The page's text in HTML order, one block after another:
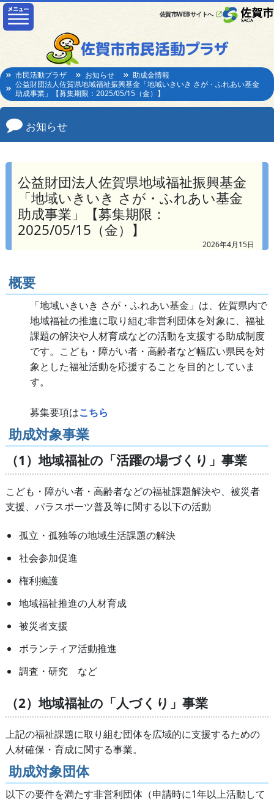
佐賀市WEBサイトへ
市民活動プラザ お知らせ
助成金情報
公益財団法人佐賀県地域福祉振興基金「地域いきいき さが・ふれあい基金
助成事業」【募集期限：2025/05/15（金）】
お知らせ
公益財団法人佐賀県地域福祉振興基金
「地域いきいき さが・ふれあい基金
助成事業」【募集期限：
2025/05/15（金）】
2026年4月15日
概要
「地域いきいき さが・ふれあい基金」は、佐賀県内で
地域福祉の推進に取り組む非営利団体を対象に、福祉
課題の解決や人材育成などの活動を支援する助成制度
です。こども・障がい者・高齢者など幅広い県民を対
象とした福祉活動を応援することを目的としていま
す。
募集要項はこちら
助成対象事業
（1）地域福祉の「活躍の場づくり」事業
こども・障がい者・高齢者などの福祉課題解決や、被災者
支援、パラスポーツ普及等に関する以下の活動
孤立・孤独等の地域生活課題の解決
社会参加促進
権利擁護
地域福祉推進の人材育成
被災者支援
ボランティア活動推進
調査・研究 など
（2）地域福祉の「人づくり」事業
上記の福祉課題に取り組む団体を広域的に支援するための
人材確保・育成に関する事業。
助成対象団体
以下の要件を満たす非営利団体（申請時に1年以上活動して